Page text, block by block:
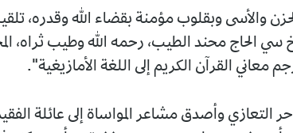
وبقلوب مؤمنة بقضاء الله وقدره، تلقيت نبأ وفاة
محند الطيب، رحمه الله وطيب ثراه، المجاهد وأحد
الكريم إلى اللغة الأمازيغية".
وأصدق مشاعر المواساة إلى عائلة الفقيد والأسرة